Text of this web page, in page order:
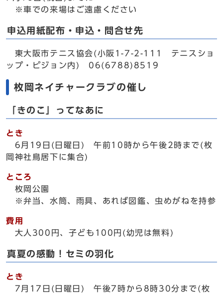
※車での来場はご遠慮ください
申込用紙配布・申込・問合せ先
東大阪市テニス協会(小阪1-7-2-111 テニスショ
ップ・ピジョン内) 06(6788)8519
枚岡ネイチャークラブの催し
「きのこ」ってなあに
とき
6月19日(日曜日) 午前10時から午後2時まで(枚
岡神社鳥居下に集合)
ところ
枚岡公園
※弁当、水筒、雨具、あれば図鑑、虫めがねを持参
費用
大人300円、子ども100円(幼児は無料)
真夏の感動！セミの羽化
とき
7月17日(日曜日) 午後7時から8時30分まで(枚